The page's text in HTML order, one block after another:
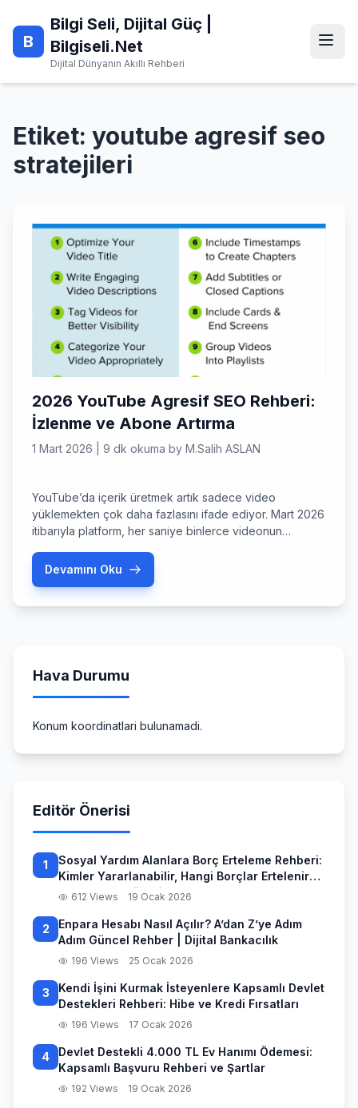
content
B
Bilgi Seli, Dijital Güç |
Bilgiseli.Net
Dijital Dünyanın Akıllı Rehberi
Etiket: youtube agresif seo
stratejileri
2026 YouTube Agresif SEO Rehberi:
İzlenme ve Abone Artırma
1 Mart 2026 9 dk okuma by M.Salih ASLAN
YouTube’da içerik üretmek artık sadece video
yüklemekten çok daha fazlasını ifade ediyor. Mart 2026
itibarıyla platform, her saniye binlerce videonun
ettiği devasa bir ekosisteme dönüştü. Peki, bu
kalabalıkta nasıl fark edileceksiniz? İşte tam bu noktada
Devamını Oku
Hava Durumu
Konum koordinatlari bulunamadi.
Editör Önerisi
1
Sosyal Yardım Alanlara Borç Erteleme Rehberi:
Kimler Yararlanabilir, Hangi Borçlar Ertelenir
ve Başvuru Süreci
612 Views 19 Ocak 2026
2
Enpara Hesabı Nasıl Açılır? A’dan Z’ye Adım
Adım Güncel Rehber | Dijital Bankacılık
196 Views 25 Ocak 2026
3
Kendi İşini Kurmak İsteyenlere Kapsamlı Devlet
Destekleri Rehberi: Hibe ve Kredi Fırsatları
196 Views 17 Ocak 2026
4
Devlet Destekli 4.000 TL Ev Hanımı Ödemesi:
Kapsamlı Başvuru Rehberi ve Şartlar
192 Views 19 Ocak 2026